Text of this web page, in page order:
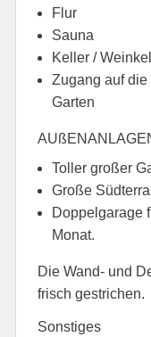
Flur
Sauna
Keller /
Zugang auf
Garten
Toller großer
Große
Doppelgarage
Monat.
Die Wand- und
frisch gestrichen.
Sonstiges